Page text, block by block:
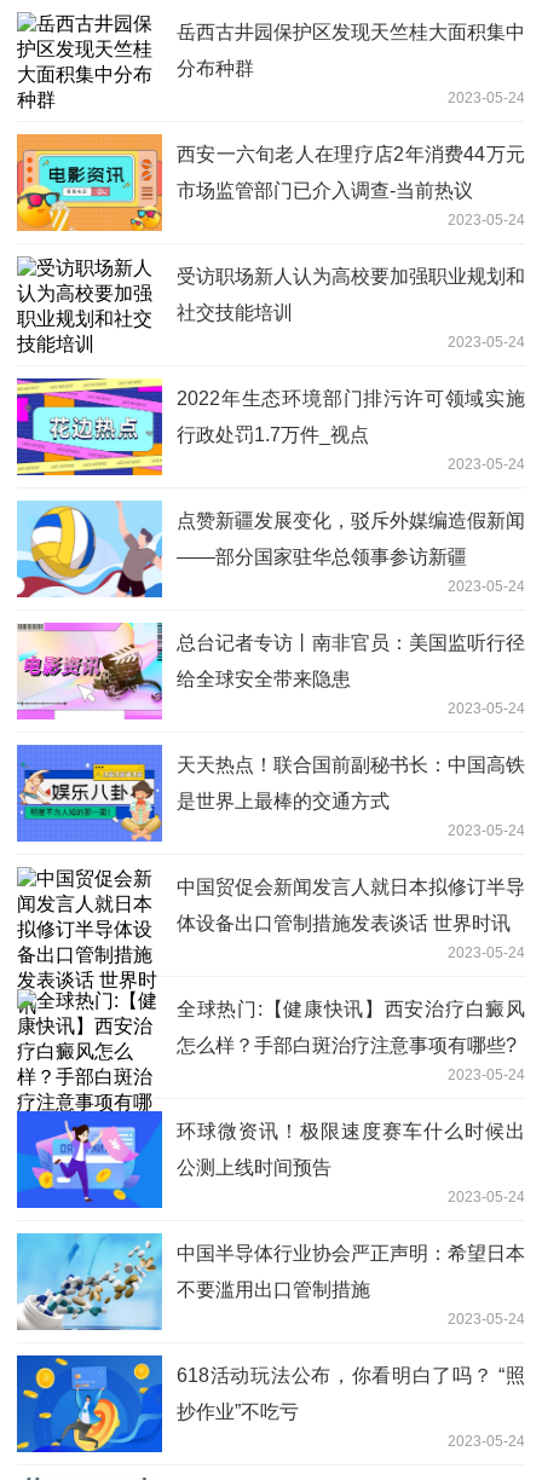
岳西古井园保护区发现天竺桂大面积集中
分布种群
2023-05-24
西安一六旬老人在理疗店2年消费44万元
市场监管部门已介入调查-当前热议
2023-05-24
受访职场新人认为高校要加强职业规划和
社交技能培训
2023-05-24
2022年生态环境部门排污许可领域实施
行政处罚1.7万件_视点
2023-05-24
点赞新疆发展变化，驳斥外媒编造假新闻
——部分国家驻华总领事参访新疆
2023-05-24
总台记者专访丨南非官员：美国监听行径
给全球安全带来隐患
2023-05-24
天天热点！联合国前副秘书长：中国高铁
是世界上最棒的交通方式
2023-05-24
中国贸促会新闻发言人就日本拟修订半导
体设备出口管制措施发表谈话 世界时讯
2023-05-24
全球热门:【健康快讯】西安治疗白癜风
怎么样？手部白斑治疗注意事项有哪些?
2023-05-24
环球微资讯！极限速度赛车什么时候出
公测上线时间预告
2023-05-24
中国半导体行业协会严正声明：希望日本
不要滥用出口管制措施
2023-05-24
618活动玩法公布，你看明白了吗？ “照
抄作业”不吃亏
2023-05-24